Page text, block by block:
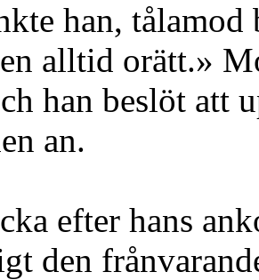
han, tålamod
alltid orätt.»
han beslöt att
an.
efter hans
den